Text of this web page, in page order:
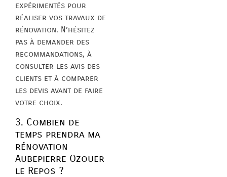
expérimentés pour
réaliser vos travaux de
rénovation. N’hésitez
pas à demander des
recommandations, à
consulter les avis des
clients et à comparer
les devis avant de faire
votre choix.
3. Combien de
temps prendra ma
rénovation
Aubepierre Ozouer
le Repos ?